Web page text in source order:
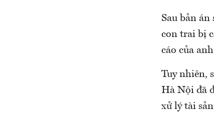
Sau bản
con trai bị
cáo của
Tuy nhiên,
Hà Nội đã
xử lý tài